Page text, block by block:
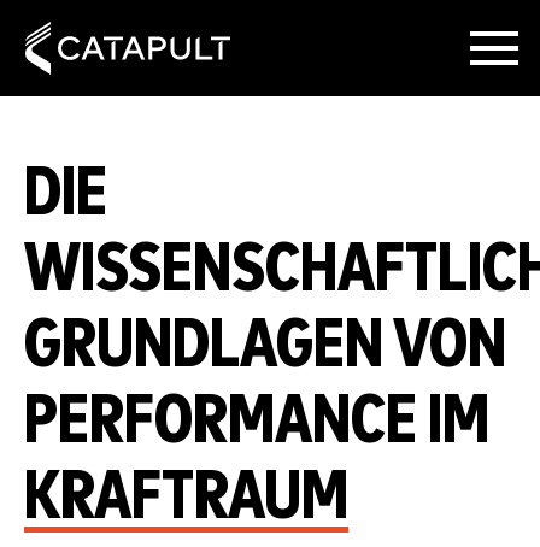
DIE
GRUNDLAGEN VON
PERFORMANCE IM
KRAFTRAUM